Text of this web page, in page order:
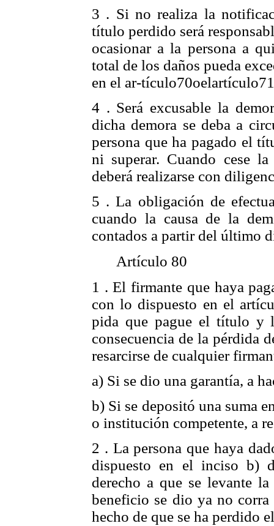
3 . Si no realiza la
título perdido será
ocasionar a la persona a
total de los daños pueda
en el ar-
4 . Será excusable la
dicha demora se deba a
persona que ha pagado el
ni superar. Cuando cese
deberá realizarse con
5 . La obligación de
cuando la causa de la
contados a partir del último
Artículo 80
1 . El firmante que haya
con lo dispuesto en el
pida que pague el título y
consecuencia de la pérdida
resarcirse de cualquier
a) Si se dio una garantía, a
b) Si se depositó una suma
o institución competente, a
2 . La persona que haya
dispuesto en el inciso b)
derecho a que se levante
beneficio se dio ya no
hecho de que se ha perdido